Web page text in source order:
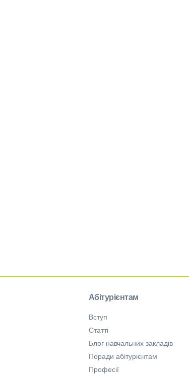
Абітурієнтам
Вступ
Статті
Блог навчальних закладів
Поради абітурієнтам
Професії